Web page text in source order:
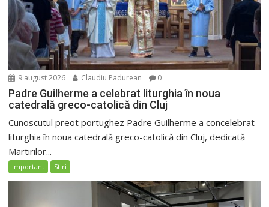
9 august 2026 Claudiu Padurean 0
Padre Guilherme a celebrat liturghia în noua
catedrală greco-catolică din Cluj
Cunoscutul preot portughez Padre Guilherme a concelebrat
liturghia în noua catedrală greco-catolică din Cluj, dedicată
Martirilor...
Important Stiri